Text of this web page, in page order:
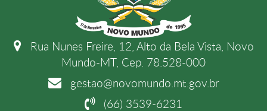
Rua Nunes Freire, 12, Alto da Bela Vista, Novo
Mundo-MT, Cep. 78.528-000
gestao@novomundo.mt.gov.br
(66) 3539-6231